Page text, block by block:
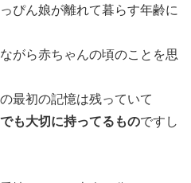
ぴん娘が離れて暮らす年齢に
がら赤ちゃんの頃のことを思
最初の記憶は残っていて
も大切に持ってるものですし